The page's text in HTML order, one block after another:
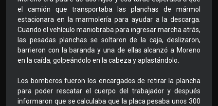
el camión que transportaba las planchas de mármol
estacionara en la marmolería para ayudar a la descarga.
Cuando el vehículo maniobraba para ingresar marcha atrás,
las pesadas planchas se soltaron de la caja, deslizaron,
barrieron con la baranda y una de ellas alcanzó a Moreno
en la caída, golpeándolo en la cabeza y aplastándolo.
Los bomberos fueron los encargados de retirar la plancha
para poder rescatar el cuerpo del trabajador y después
informaron que se calculaba que la placa pesaba unos 300